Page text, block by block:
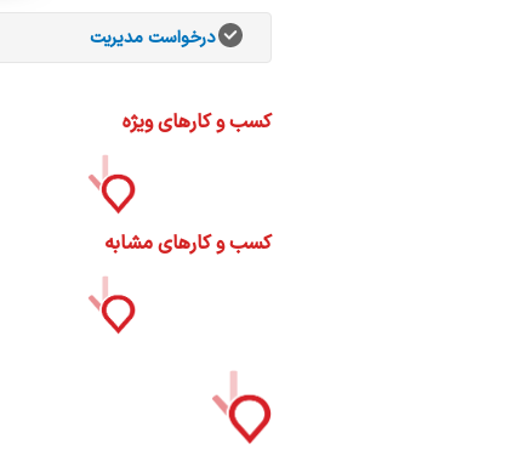
درخواست مدیریت
کسب و کارهای ویژه
کسب و کارهای مشابه